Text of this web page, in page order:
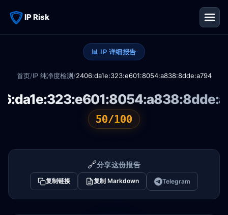
IP Risk
📊 IP 详细报告
首页/IP 纯净度检测/2406:da1e:323:e601:8054:a838:8dde:a794
50/100
🔗分享这份报告
复制链接 复制 Markdown Telegram